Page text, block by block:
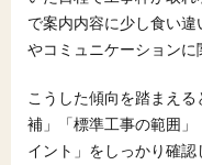
で案内内容に少し食い
やコミュニケーションに
こうした傾向を踏まえ
補」「標準工事の範囲
イント」をしっかり確